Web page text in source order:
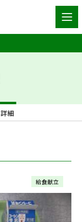
詳細
給食献立